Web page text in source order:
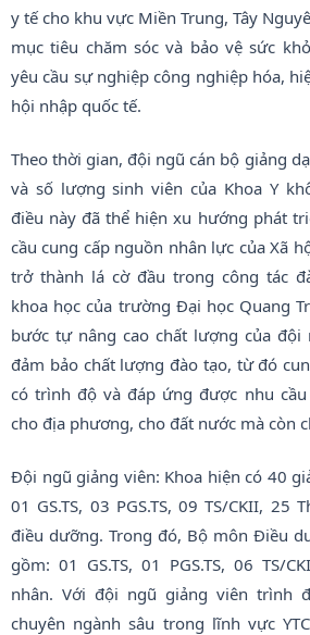
y tế cho khu vực Miền Trung, Tây
mục tiêu chăm sóc và bảo vệ sức
yêu cầu sự nghiệp công nghiệp hóa,
hội nhập quốc tế.
Theo thời gian, đội ngũ cán bộ giảng
và số lượng sinh viên của Khoa Y
điều này đã thể hiện xu hướng phát
cầu cung cấp nguồn nhân lực của Xã
trở thành lá cờ đầu trong công tác
khoa học của trường Đại học Quang
bước tự nâng cao chất lượng của đội
đảm bảo chất lượng đào tạo, từ đó
có trình độ và đáp ứng được nhu
cho địa phương, cho đất nước mà còn
Đội ngũ giảng viên: Khoa hiện có 40
01 GS.TS, 03 PGS.TS, 09 TS/CKII, 25
điều dưỡng. Trong đó, Bộ môn Điều
gồm: 01 GS.TS, 01 PGS.TS, 06 TS/
nhân. Với đội ngũ giảng viên trình
chuyên ngành sâu trong lĩnh vực